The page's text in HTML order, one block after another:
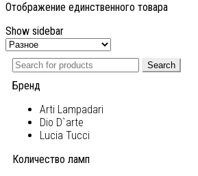
Отображение единственного товара
Show sidebar
Search
Бренд
Arti Lampadari
Dio D`arte
Lucia Tucci
Количество ламп